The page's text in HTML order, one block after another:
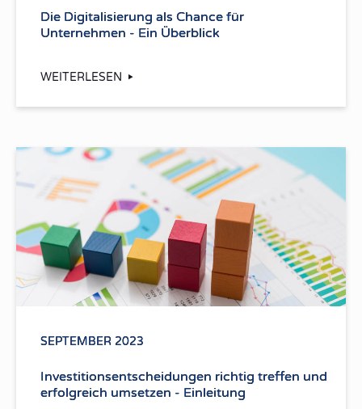
Die Digitalisierung als Chance für
Unternehmen - Ein Überblick
WEITERLESEN
SEPTEMBER 2023
Investitionsentscheidungen richtig treffen und
erfolgreich umsetzen - Einleitung